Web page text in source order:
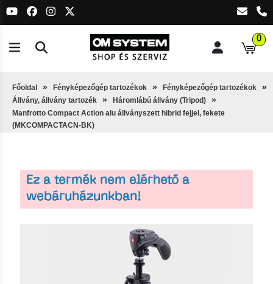
0
Főoldal Fényképezőgép tartozékok
Fényképezőgép tartozékok
Állvány, állvány tartozék
Háromlábú állvány (Tripod)
Manfrotto Compact Action alu állványszett hibrid fejjel, fekete
(MKCOMPACTACN-BK)
Ez a termék nem elérhető a
webáruházunkban!